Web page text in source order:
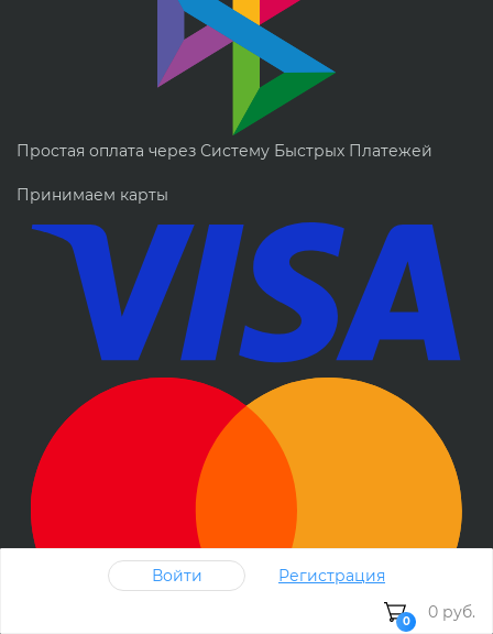
Простая оплата через Систему Быстрых Платежей
Принимаем карты
Войти Регистрация
0 0 руб.